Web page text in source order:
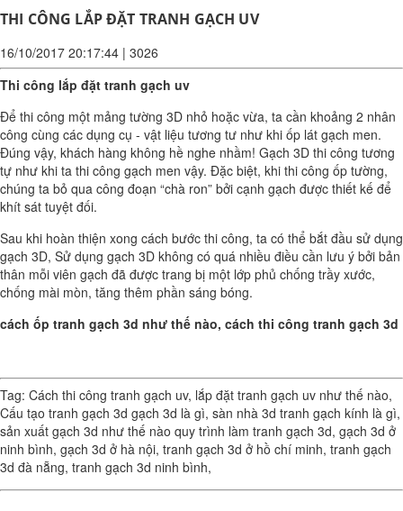
THI CÔNG LẮP ĐẶT TRANH GẠCH UV
16/10/2017 20:17:44 | 3026
Thi công lắp đặt tranh gạch uv
Để thi công một mảng tường 3D nhỏ hoặc vừa, ta cần khoảng 2 nhân
công cùng các dụng cụ - vật liệu tương tư như khi ốp lát gạch men.
Đúng vậy, khách hàng không hề nghe nhầm! Gạch 3D thi công tương
tự như khi ta thi công gạch men vậy. Đặc biệt, khi thi công ốp tường,
chúng ta bỏ qua công đoạn “chà ron” bởi cạnh gạch được thiết kế để
khít sát tuyệt đối.
Sau khi hoàn thiện xong cách bước thi công, ta có thể bắt đầu sử dụng
gạch 3D, Sử dụng gạch 3D không có quá nhiều điều cần lưu ý bởi bản
thân mỗi viên gạch đã được trang bị một lớp phủ chống trầy xước,
chống mài mòn, tăng thêm phần sáng bóng.
cách ốp tranh gạch 3d như thế nào, cách thi công tranh gạch 3d
Tag: Cách thi công tranh gạch uv, lắp đặt tranh gạch uv như thế nào,
Cấu tạo tranh gạch 3d gạch 3d là gì, sàn nhà 3d tranh gạch kính là gì,
sản xuất gạch 3d như thế nào quy trình làm tranh gạch 3d, gạch 3d ở
ninh bình, gạch 3d ở hà nội, tranh gạch 3d ở hồ chí minh, tranh gạch
3d đà nẵng, tranh gạch 3d ninh bình,